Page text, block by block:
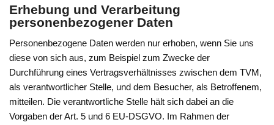
Erhebung und Verarbeitung
personenbezogener Daten
Personenbezogene Daten werden nur erhoben, wenn Sie uns
diese von sich aus, zum Beispiel zum Zwecke der
Durchführung eines Vertragsverhältnisses zwischen dem TVM,
als verantwortlicher Stelle, und dem Besucher, als Betroffenem,
mitteilen. Die verantwortliche Stelle hält sich dabei an die
Vorgaben der Art. 5 und 6 EU-DSGVO. Im Rahmen der